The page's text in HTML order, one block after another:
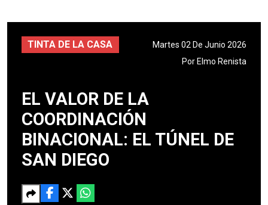
TINTA DE LA CASA
Martes 02 De Junio 2026
Por Elmo Renista
EL VALOR DE LA
COORDINACIÓN
BINACIONAL: EL TÚNEL DE
SAN DIEGO